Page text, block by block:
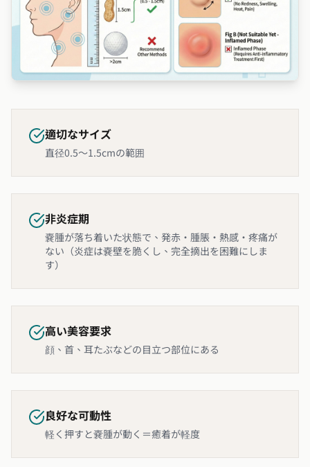
適切なサイズ
直径0.5〜1.5cmの範囲
非炎症期
嚢腫が落ち着いた状態で、発赤・腫脹・熱感・疼痛が
ない（炎症は嚢壁を脆くし、完全摘出を困難にしま
す）
高い美容要求
顔、首、耳たぶなどの目立つ部位にある
良好な可動性
軽く押すと嚢腫が動く＝癒着が軽度